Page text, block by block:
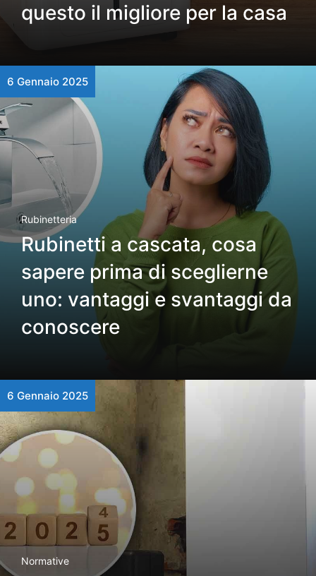
questo il migliore per la casa
6 Gennaio 2025
Rubinetteria
Rubinetti a cascata, cosa
sapere prima di sceglierne
uno: vantaggi e svantaggi da
conoscere
6 Gennaio 2025
Normative